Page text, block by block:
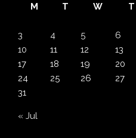
M
T W T
3
4 5 6
10
11 12 13
17
18 19 20
24
25 26 27
31
« Jul